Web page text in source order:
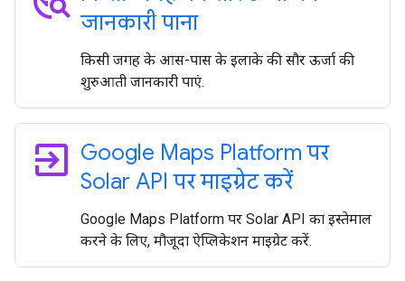
जानकारी पाना
किसी जगह के आस-पास के इलाके की सौर ऊर्जा की
शुरुआती जानकारी पाएं.
exit_to_app Google Maps Platform पर
Solar API पर माइग्रेट करें
Google Maps Platform पर Solar API का इस्तेमाल
करने के लिए, मौजूदा ऐप्लिकेशन माइग्रेट करें.